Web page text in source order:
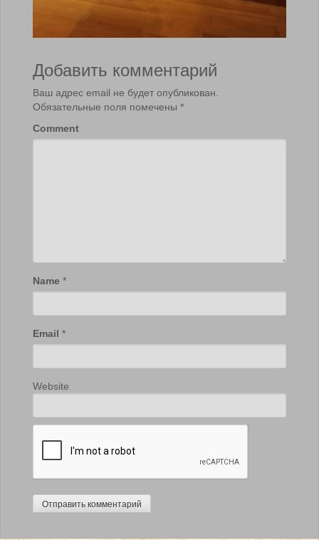
Добавить комментарий
Ваш адрес email не будет опубликован.
Обязательные поля помечены *
Comment
Name *
Email *
Website